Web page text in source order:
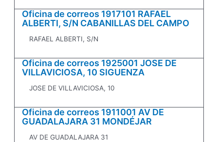
Oficina de correos 1917101 RAFAEL
ALBERTI, S/N CABANILLAS DEL CAMPO
RAFAEL ALBERTI, S/N
Oficina de correos 1925001 JOSE DE
VILLAVICIOSA, 10 SIGUENZA
JOSE DE VILLAVICIOSA, 10
Oficina de correos 1911001 AV DE
GUADALAJARA 31 MONDÉJAR
AV DE GUADALAJARA 31